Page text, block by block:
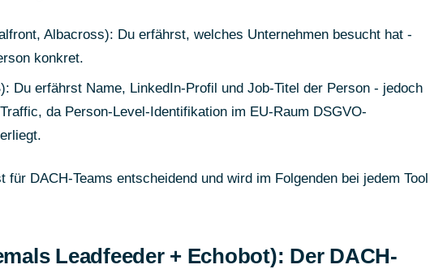
Albacross): Du erfährst, welches Unternehmen besucht hat -
konkret.
Du erfährst Name, LinkedIn-Profil und Job-Titel der Person - jedoch
da Person-Level-Identifikation im EU-Raum DSGVO-
für DACH-Teams entscheidend und wird im Folgenden bei jedem Tool
Leadfeeder + Echobot): Der DACH-